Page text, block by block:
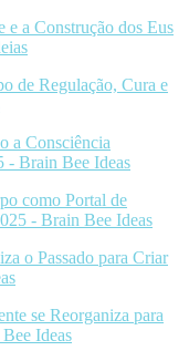
a Construção dos Eus
de Regulação, Cura e
a Consciência
- Brain Bee Ideas
como Portal de
- Brain Bee Ideas
o Passado para Criar
se Reorganiza para
Ideas